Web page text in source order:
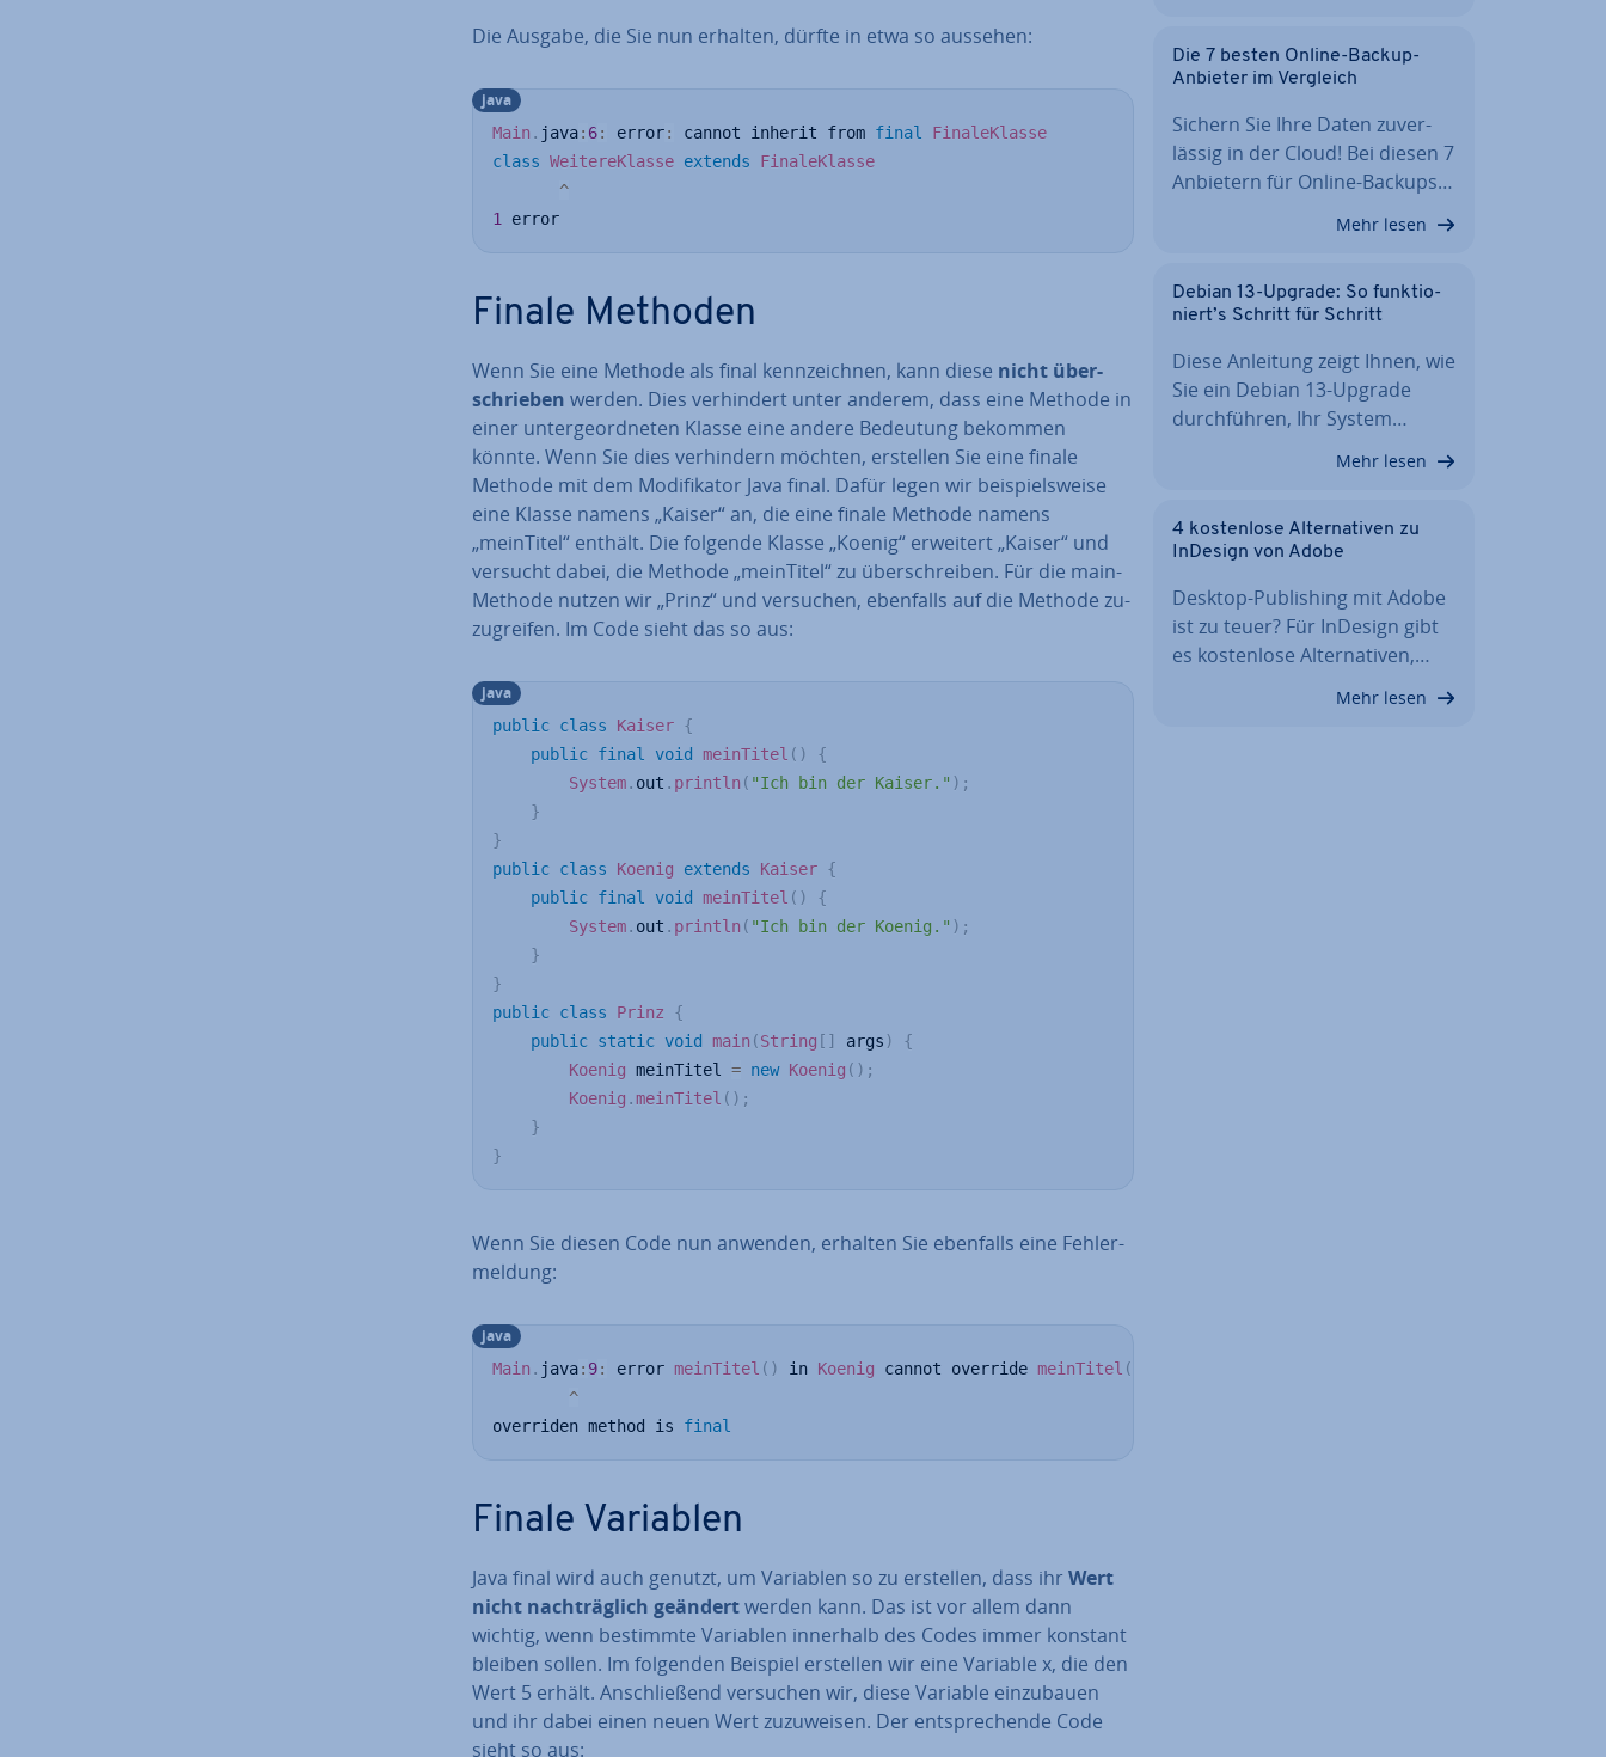
Die Ausgabe, die Sie nun erhalten, dürfte in etwa so aussehen:
Main . java: 6: error: cannot inherit from final
FinaleKlasse
class WeitereKlasse extends
FinaleKlasse
^
1
error
java
Finale Methoden
Wenn Sie eine Methode als final kenn­zeich­nen, kann diese nicht über­
schrie­ben werden. Dies ver­hin­dert unter anderem, dass eine Methode in
einer un­ter­ge­ord­ne­ten Klasse eine andere Bedeutung bekommen
könnte. Wenn Sie dies ver­hin­dern möchten, erstellen Sie eine finale
Methode mit dem Mo­di­fi­ka­tor Java final. Dafür legen wir bei­spiels­wei­se
eine Klasse namens „Kaiser“ an, die eine finale Methode namens
„meinTitel“ enthält. Die folgende Klasse „Koenig“ erweitert „Kaiser“ und
versucht dabei, die Methode „meinTitel“ zu über­schrei­ben. Für die main-
Methode nutzen wir „Prinz“ und versuchen, ebenfalls auf die Methode zu­
zu­grei­fen. Im Code sieht das so aus:
public class Kaiser {
public final void meinTitel ( )
{
System. out . println ( "Ich bin der Kaiser." ) ;
}
}
public class Koenig extends Kaiser {
public final void meinTitel ( )
{
System. out . println ( "Ich bin der Koenig." ) ;
}
}
public class Prinz
{
public static void main (String [ ] args )
{
Koenig meinTitel = new Koenig ( ) ;
Koenig .meinTitel ( ) ;
}
}
java
Wenn Sie diesen Code nun anwenden, erhalten Sie ebenfalls eine Feh­ler­
mel­dung:
Main . java: 9: error meinTitel ( ) in Koenig cannot override meinTitel (
^
overriden method is final
java
Finale Variablen
Java final wird auch genutzt, um Variablen so zu erstellen, dass ihr Wert
nicht nach­träg­lich geändertwerden kann. Das ist vor allem dann
wichtig, wenn bestimmte Variablen innerhalb des Codes immer konstant
bleiben sollen. Im folgenden Beispiel erstellen wir eine Variable x, die den
Wert 5 erhält. An­schlie­ßend versuchen wir, diese Variable ein­zu­bau­en
und ihr dabei einen neuen Wert zu­zu­wei­sen. Der ent­spre­chen­de Code
sieht so aus:
Die 7 besten Online-Backup-
Anbieter im Vergleich
Sichern Sie Ihre Daten zu­ver­
läs­sig in der Cloud! Bei diesen 7
Anbietern für Online-Backups…
Mehr lesen
Debian 13-Upgrade: So funk­tio­
niert’s Schritt für Schritt
Diese Anleitung zeigt Ihnen, wie
Sie ein Debian 13-Upgrade
durch­füh­ren, Ihr System…
Mehr lesen
4 kos­ten­lo­se Al­ter­na­ti­ven zu
InDesign von Adobe
Desktop-Pu­bli­shing mit Adobe
ist zu teuer? Für InDesign gibt
es kos­ten­lo­se Al­ter­na­ti­ven,…
Mehr lesen